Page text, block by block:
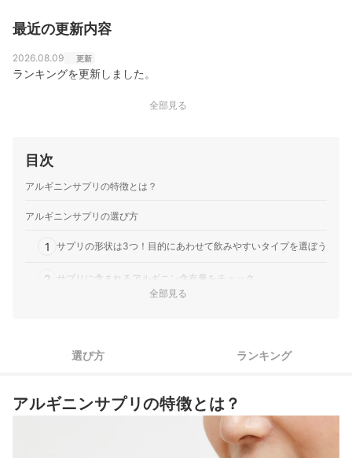
最近の更新内容
2026.08.09 更新
ランキングを更新しました。
全部見る
目次
アルギニンサプリの特徴とは？
アルギニンサプリの選び方
1 サプリの形状は3つ！目的にあわせて飲みやすいタイプを選ぼう
2 サプリに含まれるアルギニン含有量をチェック
アルギニンサプリ全55商品おすすめ人気ランキング
アルギニンサプリを飲むタイミングや注意点は？
全部見る
選び方 ランキング
アルギニンサプリの特徴とは？